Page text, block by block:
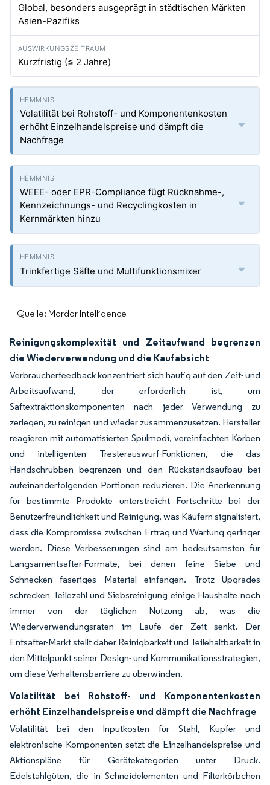
Global, besonders ausgeprägt in städtischen Märkten
Asien-Pazifiks
Kurzfristig (≤ 2 Jahre)
Volatilität bei Rohstoff- und Komponentenkosten
erhöht Einzelhandelspreise und dämpft die
Nachfrage
WEEE- oder EPR-Compliance fügt Rücknahme-,
Kennzeichnungs- und Recyclingkosten in
Kernmärkten hinzu
Trinkfertige Säfte und Multifunktionsmixer
Quelle: Mordor Intelligence
Reinigungskomplexität und Zeitaufwand begrenzen
die Wiederverwendung und die Kaufabsicht
Verbraucherfeedback konzentriert sich häufig auf den Zeit- und
Arbeitsaufwand, der erforderlich ist, um
Saftextraktionskomponenten nach jeder Verwendung zu
zerlegen, zu reinigen und wieder zusammenzusetzen. Hersteller
reagieren mit automatisierten Spülmodi, vereinfachten Körben
und intelligenten Tresterauswurf-Funktionen, die das
Handschrubben begrenzen und den Rückstandsaufbau bei
aufeinanderfolgenden Portionen reduzieren. Die Anerkennung
für bestimmte Produkte unterstreicht Fortschritte bei der
Benutzerfreundlichkeit und Reinigung, was Käufern signalisiert,
dass die Kompromisse zwischen Ertrag und Wartung geringer
werden. Diese Verbesserungen sind am bedeutsamsten für
Langsamentsafter-Formate, bei denen feine Siebe und
Schnecken faseriges Material einfangen. Trotz Upgrades
schrecken Teilezahl und Siebsreinigung einige Haushalte noch
immer von der täglichen Nutzung ab, was die
Wiederverwendungsraten im Laufe der Zeit senkt. Der
Entsafter-Markt stellt daher Reinigbarkeit und Teilehaltbarkeit in
den Mittelpunkt seiner Design- und Kommunikationsstrategien,
um diese Verhaltensbarriere zu überwinden.
Volatilität bei Rohstoff- und Komponentenkosten
erhöht Einzelhandelspreise und dämpft die Nachfrage
Volatilität bei den Inputkosten für Stahl, Kupfer und
elektronische Komponenten setzt die Einzelhandelspreise und
Aktionspläne für Gerätekategorien unter Druck.
Edelstahlgüten, die in Schneidelementen und Filterkörbchen